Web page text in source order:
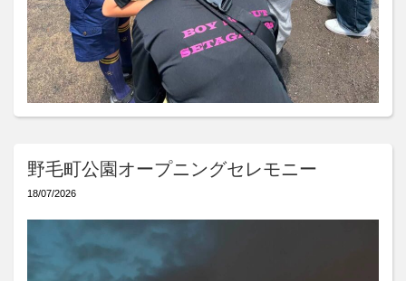
野毛町公園オープニングセレモニー
18/07/2026